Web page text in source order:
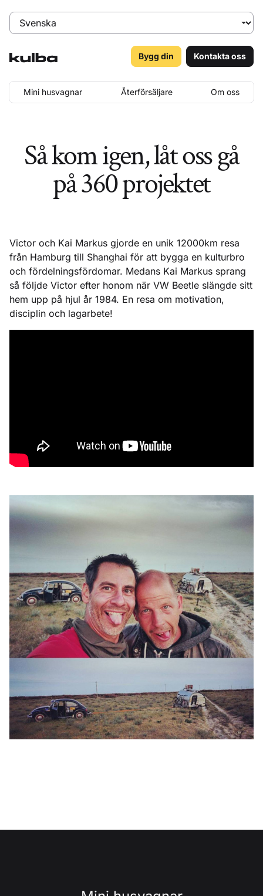
Mini husvagnar Återförsäljare Om oss
Bygg din Kontakta oss
Så kom igen, låt oss gå
på 360 projektet
Victor och Kai Markus gjorde en unik 12000km resa
från Hamburg till Shanghai för att bygga en kulturbro
och fördelningsfördomar. Medans Kai Markus sprang
så följde Victor efter honom när VW Beetle slängde sitt
hem upp på hjul år 1984. En resa om motivation,
disciplin och lagarbete!